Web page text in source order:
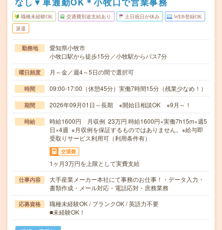
職種未経験OK 交通費別途支給あり 土日祝日が休み WEB登録OK
派遣
勤務地
愛知県小牧市
小牧口駅から徒歩15分／小牧駅からバス7分
曜日頻度 月～金／週4～5日の間で選択可
時間 09:00-17:00（休憩45分）実働7時間15分（残業少なめ！）
期間 2026年09月01日～長期 ※開始日相談OK ※9月～！
時給
時給1600円 月収例 23万円 時給1600円×実働7h15m×週5
日×4週 ※月収例を保証するものではありません。※給与即
受取りサービス利用可（利用条件有）
交通費
1ヶ月3万円を上限として実費支給
仕事内容
大手産業メーカー本社にて事務のお仕事！・データ入力・
書類作成・メール対応・電話応対・庶務業務
応募資格
職種未経験OK / ブランクOK / 英語力不要
■未経験OK！